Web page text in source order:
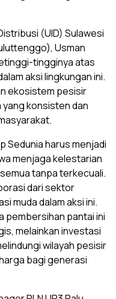
(UID) Sulawesi
Usman
tingginya atas
aksi lingkungan ini.
ekosistem pesisir
konsisten dan
Sedunia harus menjadi
menjaga kelestarian
tanpa terkecuali.
dari sektor
muda dalam aksi ini.
pembersihan pantai ini
melainkan investasi
wilayah pesisir
bagi generasi